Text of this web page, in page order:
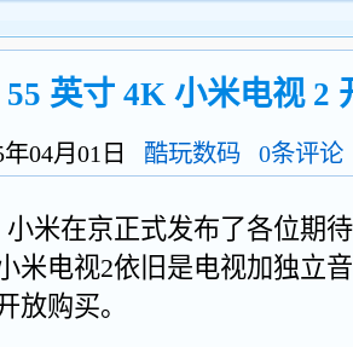
55 英寸 4K 小米电视 2
年04月01日 酷玩数码 0条评论
在京正式发布了各位期待
米电视2依旧是电视加独立
放购买。